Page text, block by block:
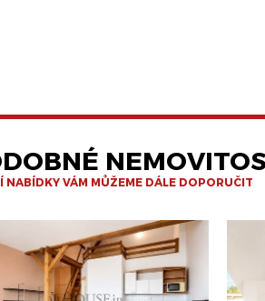
NABÍDKY VÁM MŮŽEME DÁLE DOPORUČIT